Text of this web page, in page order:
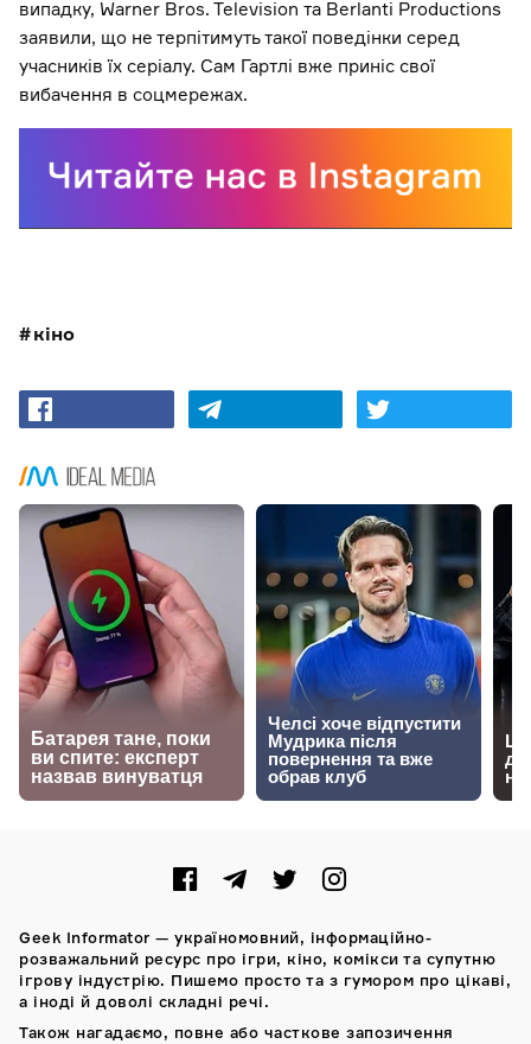
випадку, Warner Bros. Television та Berlanti Productions
заявили, що не терпітимуть такої поведінки серед
учасників їх серіалу. Сам Гартлі вже приніс свої
вибачення в соцмережах.
кіно
Geek Informator — україномовний, інформаційно-
розважальний ресурс про ігри, кіно, комікси та супутню
ігрову індустрію. Пишемо просто та з гумором про цікаві,
а іноді й доволі складні речі.
Також нагадаємо, повне або часткове запозичення